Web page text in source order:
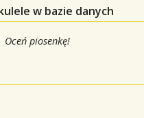
w bazie danych
Oceń piosenkę!